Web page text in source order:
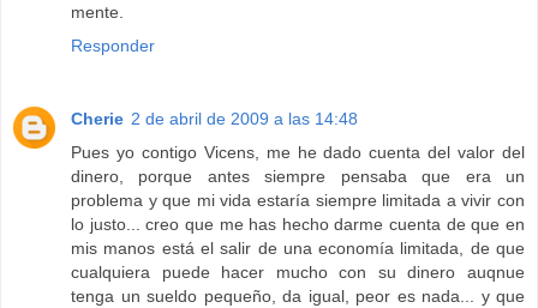
mente.
Responder
Cherie 2 de abril de 2009 a las 14:48
Pues yo contigo Vicens, me he dado cuenta del valor del
dinero, porque antes siempre pensaba que era un
problema y que mi vida estaría siempre limitada a vivir con
lo justo... creo que me has hecho darme cuenta de que en
mis manos está el salir de una economía limitada, de que
cualquiera puede hacer mucho con su dinero auqnue
tenga un sueldo pequeño, da igual, peor es nada... y que